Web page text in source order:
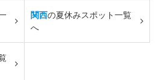
関西の夏休みスポット一覧
へ